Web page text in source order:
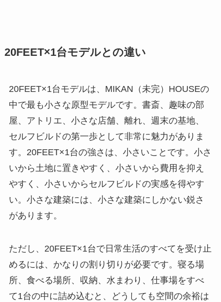
20FEET×1台モデルとの違い
20FEET×1台モデルは、MIKAN（未完）HOUSEの
中で最も小さな原型モデルです。書斎、趣味の部
屋、アトリエ、小さな店舗、離れ、週末の基地、
セルフビルドの第一歩として非常に魅力がありま
す。20FEET×1台の強さは、小さいことです。小さ
いから土地に置きやすく、小さいから費用を抑え
やすく、小さいからセルフビルドの実感を得やす
い。小さな建築には、小さな建築にしかない鋭さ
があります。
ただし、20FEET×1台で日常生活のすべてを受け止
めるには、かなりの割り切りが必要です。寝る場
所、食べる場所、収納、水まわり、仕事場をすべ
て1台の中に詰め込むと、どうしても空間の余裕は